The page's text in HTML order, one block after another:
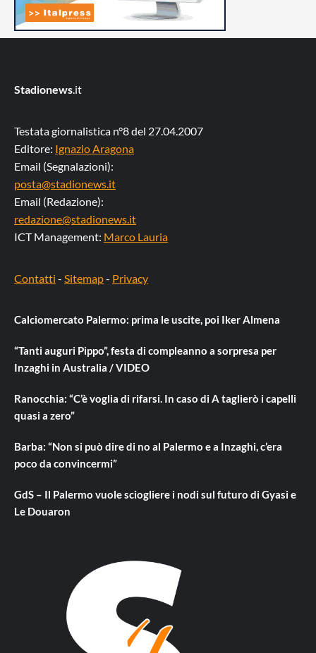
Stadionews.it
Testata giornalistica n°8 del 27.04.2007
Editore: Ignazio Aragona
Email (Segnalazioni):
posta@stadionews.it
Email (Redazione):
redazione@stadionews.it
ICT Management: Marco Lauria
Contatti - Sitemap- Privacy
Calciomercato Palermo: prima le uscite, poi Iker Almena
“Tanti auguri Pippo”, festa di compleanno a sorpresa per
Inzaghi in Australia / VIDEO
Ranocchia: “C’è voglia di rifarsi. In caso di A taglierò i capelli
quasi a zero”
Barba: “Non si può dire di no al Palermo e a Inzaghi, c’era
poco da convincermi”
GdS – Il Palermo vuole sciogliere i nodi sul futuro di Gyasi e
Le Douaron